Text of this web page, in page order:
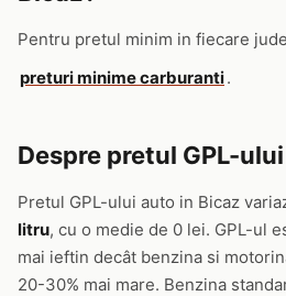
Pentru pretul minim in fiecare
preturi minime carburanti.
Despre pretul GPL-
Pretul GPL-ului auto in Bicaz
litru, cu o medie de 0 lei. GPL-ul
mai ieftin decât benzina si
20-30% mai mare. Benzina